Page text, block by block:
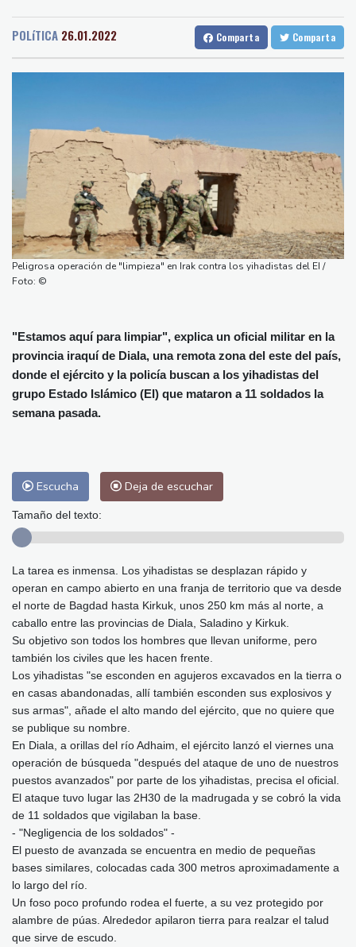
Barcelona
Bilbao
27 °C
Santo Domingo
28 °C
Manaus
29 °C Rio de Janeiro
São Paulo
25 °C
Nava de la Asunción
30 °C
Bueno Aires
26 °C
Punta Arena
26 °C
Montevideo
9 °C Panama
25 °C
San Salvador
28 °C Oaxaca
14 °C
Alicante
33 °C Córdoba
36 °C
Málaga
33 °C Murcia
34 °C
Las Palmas de Gran Canaria
25 °C
32 °C
Panama City
25 °C
La fiebre del oro transforma vidas y paisajes en Afganistán
Irán plantea condiciones para la reapertura del estrecho de
Ormuz
Llega Messi a Argentina para despedir a su padre Jorge tras su
muerte
La FIFA contraataca y denuncia "un esfuerzo concertado para
socavar a su presidente"
Erupción del Etna obliga a suspender llegadas a un aeropuerto
de Sicilia
Bulgaria convoca al embajador de Ucrania tras explosión de un
POLíTICA 26.01.2022 Comparta Comparta
Peligrosa operación de "limpieza" en Irak contra los yihadistas del EI /
Foto: ©
"Estamos aquí para limpiar", explica un oficial militar en la
provincia iraquí de Diala, una remota zona del este del país,
donde el ejército y la policía buscan a los yihadistas del
grupo Estado Islámico (EI) que mataron a 11 soldados la
semana pasada.
Escucha Deja de escuchar
Tamaño del texto:
La tarea es inmensa. Los yihadistas se desplazan rápido y
operan en campo abierto en una franja de territorio que va desde
el norte de Bagdad hasta Kirkuk, unos 250 km más al norte, a
caballo entre las provincias de Diala, Saladino y Kirkuk.
Su objetivo son todos los hombres que llevan uniforme, pero
también los civiles que les hacen frente.
Los yihadistas "se esconden en agujeros excavados en la tierra o
en casas abandonadas, allí también esconden sus explosivos y
sus armas", añade el alto mando del ejército, que no quiere que
se publique su nombre.
En Diala, a orillas del río Adhaim, el ejército lanzó el viernes una
operación de búsqueda "después del ataque de uno de nuestros
puestos avanzados" por parte de los yihadistas, precisa el oficial.
El ataque tuvo lugar las 2H30 de la madrugada y se cobró la vida
de 11 soldados que vigilaban la base.
- "Negligencia de los soldados" -
El puesto de avanzada se encuentra en medio de pequeñas
bases similares, colocadas cada 300 metros aproximadamente a
lo largo del río.
Un foso poco profundo rodea el fuerte, a su vez protegido por
alambre de púas. Alrededor apilaron tierra para realzar el talud
que sirve de escudo.